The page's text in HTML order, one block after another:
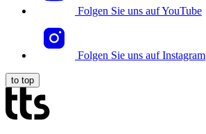
Folgen Sie uns auf YouTube
Folgen Sie uns auf Instagram
to top